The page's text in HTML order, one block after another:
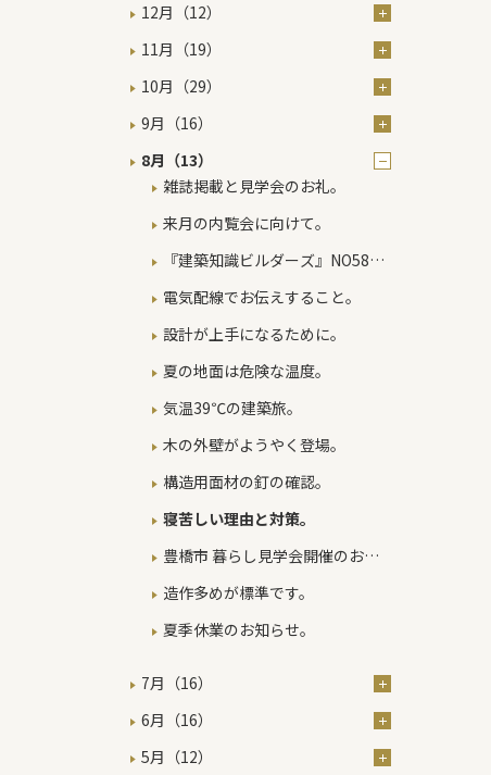
12月（12）
11月（19）
10月（29）
9月（16）
8月（13）
雑誌掲載と見学会のお礼。
来月の内覧会に向けて。
『建築知識ビルダーズ』NO58号
掲載のお知らせ。
電気配線でお伝えすること。
設計が上手になるために。
夏の地面は危険な温度。
気温39℃の建築旅。
木の外壁がようやく登場。
構造用面材の釘の確認。
寝苦しい理由と対策。
豊橋市 暮らし見学会開催のお知
らせ。
造作多めが標準です。
夏季休業のお知らせ。
7月（16）
6月（16）
5月（12）